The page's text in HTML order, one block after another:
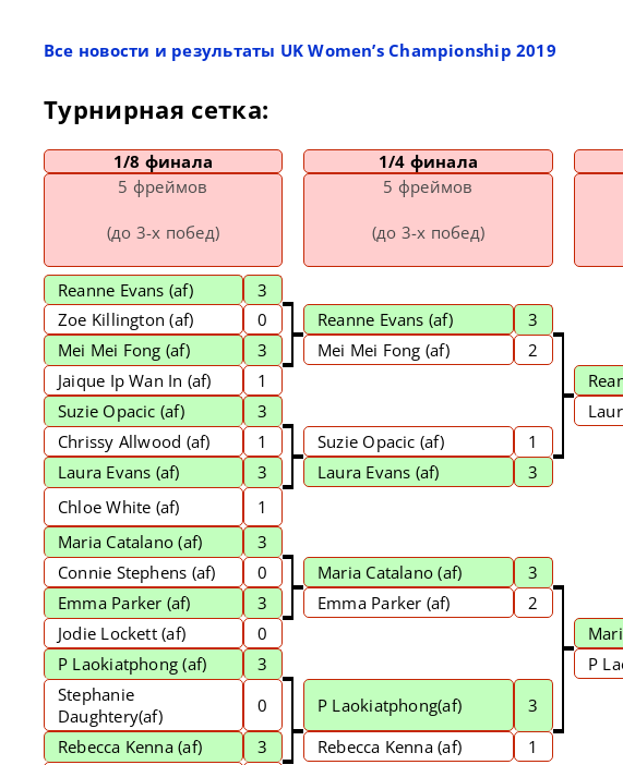
Все новости и результаты UK Women’s Championship 2019
Турнирная сетка:
1/8 финала 1/4 финала
5 фреймов
(до 3-х побед)
5 фреймов
(до 3-х побед)
Reanne Evans (af)
3
Zoe Killington (af)
0 Reanne Evans (af)
3
Mei Mei Fong (af) 3 Mei Mei Fong (af)
2
Jaique Ip Wan In (af)
1
Suzie Opacic (af) 3
Chrissy Allwood (af)
1 Suzie Opacic (af)
1
Laura Evans (af) 3 Laura Evans (af)
3
Chloe White (af)
1
Maria Catalano (af) 3
Connie Stephens (af)
0 Maria Catalano (af)
3
Emma Parker (af) 3 Emma Parker (af)
2
Jodie Lockett (af)
0
P Laokiatphong (af) 3 P
Stephanie
Daughtery(af)
0 P Laokiatphong(af)
3
Rebecca Kenna(af) 3 Rebecca Kenna (af)
1